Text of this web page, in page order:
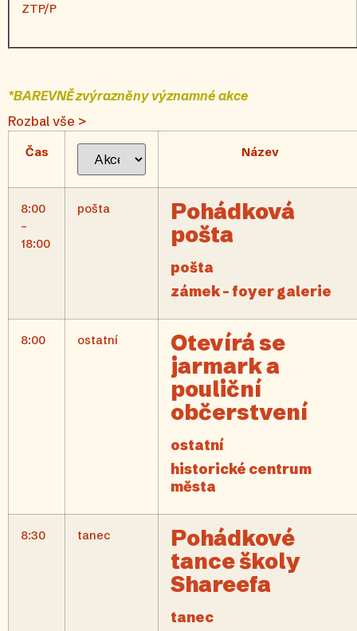
ZTP/P
*BAREVNĚ zvýrazněny významné akce
Rozbal vše >
Čas Název
8:00
–
18:00
pošta
Pohádková
pošta
pošta
zámek – foyer galerie
8:00 ostatní
Otevírá se
jarmark a
pouliční
občerstvení
ostatní
historické centrum
města
8:30 tanec
Pohádkové
tance školy
Shareefa
tanec